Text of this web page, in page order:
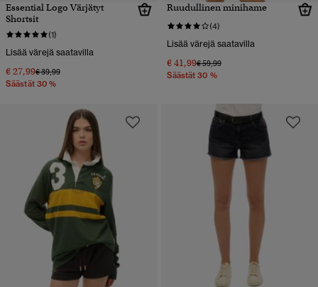
Essential Logo Värjätyt
Shortsit
(1)
Lisää värejä saatavilla
€ 27,99Hinta alennettu hinnasta
€ 39,99hintaan
Säästät 30 %
Ruudullinen minihame
(4)
Lisää värejä saatavilla
€ 41,99Hinta alennettu hinnasta
€ 59,99hintaan
Säästät 30 %